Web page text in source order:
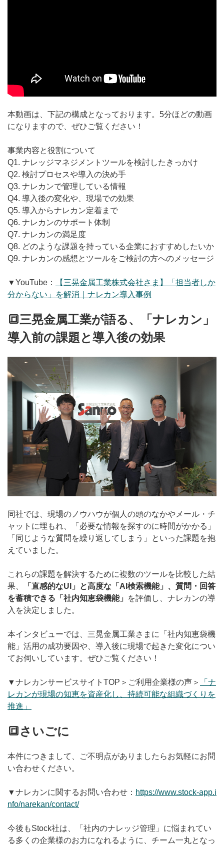
本動画は、下記の構成となっております。5分ほどの動画
になりますので、ぜひご覧ください！
事業内容と役割について
Q1. ナレッジマネジメントツールを検討したきっかけ
Q2. 検討プロセスや導入の決め手
Q3. ナレカンで管理している情報
Q4. 導入後の変化や、現場での効果
Q5. 導入からナレカン定着まで
Q6. ナレカンのサポート体制
Q7. ナレカンの満足度
Q8. どのような課題を持っている企業におすすめしたいか
Q9. ナレカンの感想とツールをご検討の方へのメッセージ
▼YouTube：
【三晃金属工業株式会社さま】「担当者しか
分からない」を解消｜ナレカン導入事例
🔳三晃金属工業が語る、「ナレカン」
導入前の課題と導入後の効果
同社では、現場のノウハウが個人の頭のなかやメール・チ
ャットに埋もれ、「必要な情報を探すのに時間がかかる」
「同じような質問を繰り返してしまう」といった課題を抱
えていました。
これらの課題を解決するために複数のツールを比較した結
果、
「直感的なUI」と高度な「AI検索機能」、質問・回答
を蓄積できる「社内知恵袋機能」
を評価し、ナレカンの導
入を決定しました。
本インタビューでは、三晃金属工業さまに「社内知恵袋機
能」活用の成功要因や、導入後に現場で起きた変化につい
てお伺いしています。ぜひご覧ください！
▼ナレカンサービスサイトTOP＞ご利用企業様の声＞
「ナ
レカンが現場の知恵を資産化し、持続可能な組織づくりを
推進」
🔳さいごに
本件につきまして、ご不明点がありましたらお気軽にお問
い合わせください。
▼ナレカンに関するお問い合わせ： https://www.stock-app.i
nfo/narekan/contact/
今後もStock社は、「社内のナレッジ管理」に悩まれてい
る多くの企業様のお力になれるように、チーム一丸となっ